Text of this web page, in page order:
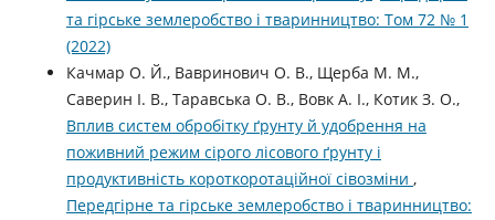
та гірське землеробство і тваринництво: Том 72 № 1
(2022)
Качмар О. Й., Вавринович О. В., Щерба М. М.,
Саверин І. В., Таравська О. В., Вовк А. І., Котик З. О.,
Вплив систем обробітку ґрунту й удобрення на
поживний режим сірого лісового ґрунту і
продуктивність короткоротаційної сівозміни ,
Передгірне та гірське землеробство і тваринництво: